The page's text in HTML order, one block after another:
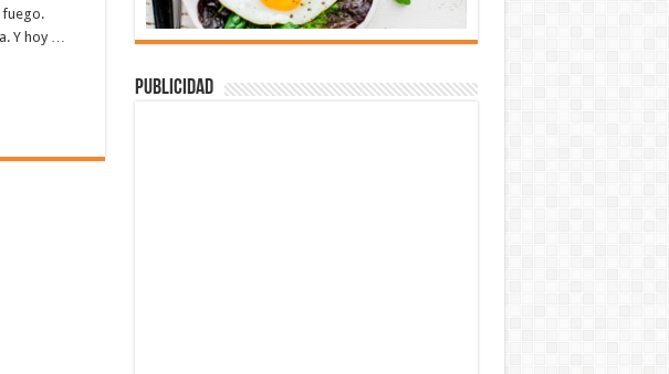
fuego.
Y hoy …
Publicidad